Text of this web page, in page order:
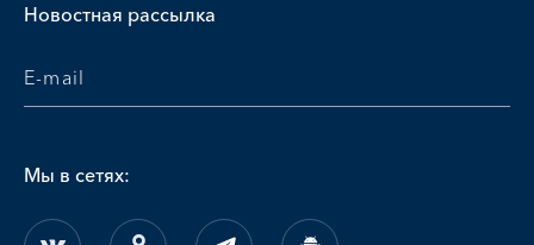
Новостная рассылка
Мы в сетях: